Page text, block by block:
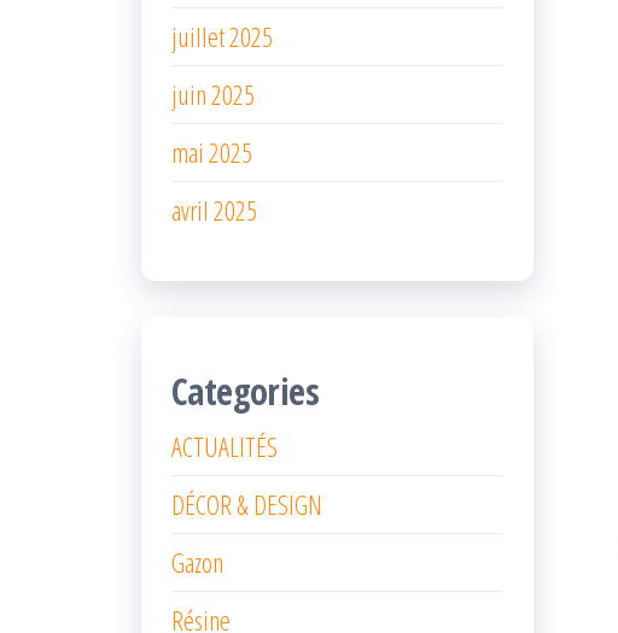
juillet 2025
juin 2025
mai 2025
avril 2025
Categories
ACTUALITÉS
DÉCOR & DESIGN
Gazon
Résine